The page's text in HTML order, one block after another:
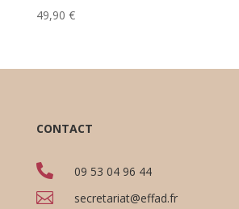
49,90 €
CONTACT
 09 53 04 96 44
 secretariat@effad.fr